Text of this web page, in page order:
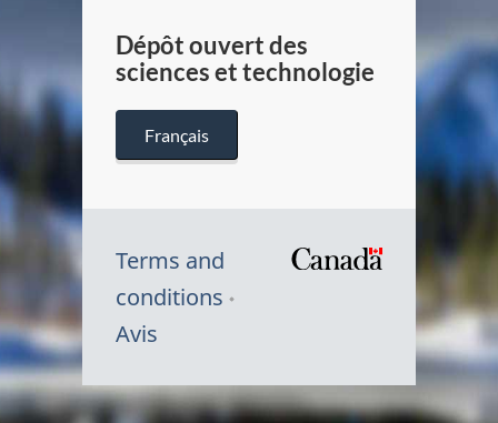
Dépôt ouvert des
sciences et technologie
Français
Terms and
conditions
Avis
Symbole
du